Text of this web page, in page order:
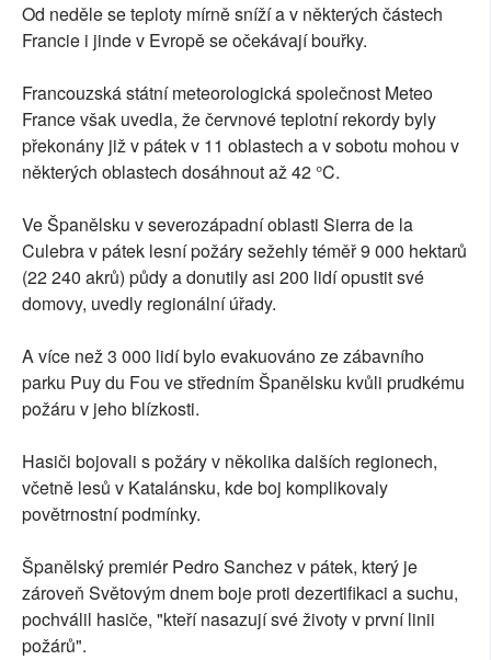
Od neděle se teploty mírně sníží a v některých částech
Francie i jinde v Evropě se očekávají bouřky.
Francouzská státní meteorologická společnost Meteo
France však uvedla, že červnové teplotní rekordy byly
překonány již v pátek v 11 oblastech a v sobotu mohou v
některých oblastech dosáhnout až 42 °C.
Ve Španělsku v severozápadní oblasti Sierra de la
Culebra v pátek lesní požáry sežehly téměř 9 000 hektarů
(22 240 akrů) půdy a donutily asi 200 lidí opustit své
domovy, uvedly regionální úřady.
A více než 3 000 lidí bylo evakuováno ze zábavního
parku Puy du Fou ve středním Španělsku kvůli prudkému
požáru v jeho blízkosti.
Hasiči bojovali s požáry v několika dalších regionech,
včetně lesů v Katalánsku, kde boj komplikovaly
povětrnostní podmínky.
Španělský premiér Pedro Sanchez v pátek, který je
zároveň Světovým dnem boje proti dezertifikaci a suchu,
pochválil hasiče, "kteří nasazují své životy v první linii
požárů".